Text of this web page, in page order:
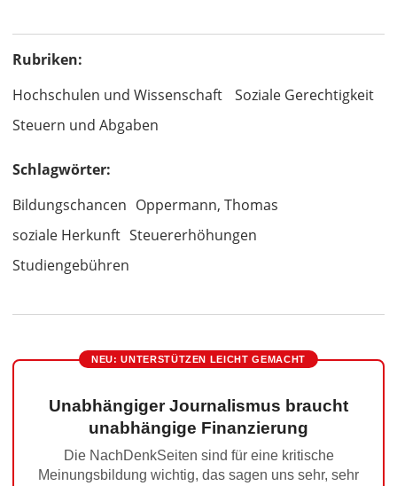
Rubriken:
Hochschulen und Wissenschaft
Soziale Gerechtigkeit
Steuern und Abgaben
Schlagwörter:
Bildungschancen Oppermann, Thomas
soziale Herkunft Steuererhöhungen
Studiengebühren
NEU: UNTERSTÜTZEN LEICHT GEMACHT
Unabhängiger Journalismus braucht
unabhängige Finanzierung
Die NachDenkSeiten sind für eine kritische
Meinungsbildung wichtig, das sagen uns sehr, sehr